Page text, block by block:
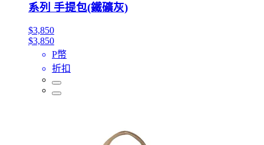
系列 手提包(鐵礦灰)
$3,850
$3,850
P幣
折扣